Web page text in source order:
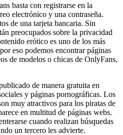
basta con registrarse en la
electrónico y una contraseña.
de una tarjeta bancaria. Sin
preocupados sobre la privacidad
erótico es uno de los más
eso podemos encontrar páginas
de modelos o chicas de OnlyFans,
de manera gratuita en
y páginas pornográficas. Los
muy atractivos para los piratas de
en multitud de páginas webs.
cuando realizan búsquedas
un tercero les advierte.